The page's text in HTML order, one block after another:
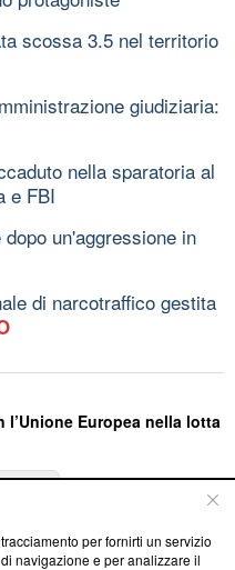
scossa 3.5 nel territorio
giudiziaria:
nella sparatoria al
e FBI
un'aggressione in
di narcotraffico gestita
l’Unione Europea nella lotta
su Blasting
per fornirti un servizio
navigazione e per analizzare il